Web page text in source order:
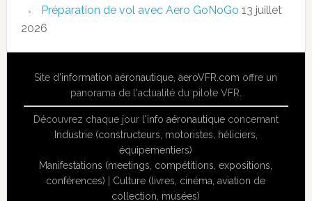
Préparation de vol avec Aero GoNoGo 13 juillet
2026
Site d'information aéronautique ,aeroVFR.com offre un
panorama de l'actualité du pilote VFR.
Découvrez chaque jour l'info aéronautiqueconcernant
Industrie (constructeurs, motoristes, héliciers,
équipementiers)
Manifestations (meetings, compétitions, expositions,
conférences)
Culture (livres, cinéma, aviation de
collection, musées)